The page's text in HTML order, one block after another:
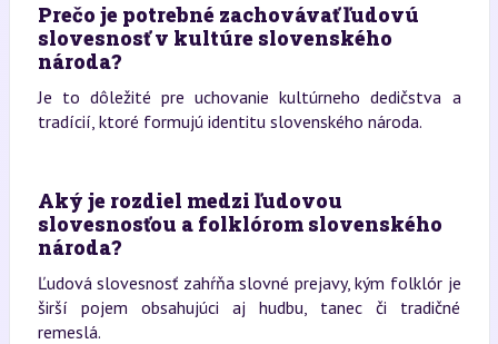
Prečo je potrebné zachovávať ľudovú
slovesnosť v kultúre slovenského
národa?
Je to dôležité pre uchovanie kultúrneho dedičstva a
tradícií, ktoré formujú identitu slovenského národa.
Aký je rozdiel medzi ľudovou
slovesnosťou a folklórom slovenského
národa?
Ľudová slovesnosť zahŕňa slovné prejavy, kým folklór je
širší pojem obsahujúci aj hudbu, tanec či tradičné
remeslá.